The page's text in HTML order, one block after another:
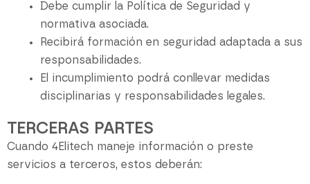
Debe cumplir la Política de Seguridad y
normativa asociada.
Recibirá formación en seguridad adaptada a sus
responsabilidades.
El incumplimiento podrá conllevar medidas
disciplinarias y responsabilidades legales.
TERCERAS PARTES
Cuando 4Elitech maneje información o preste
servicios a terceros, estos deberán: